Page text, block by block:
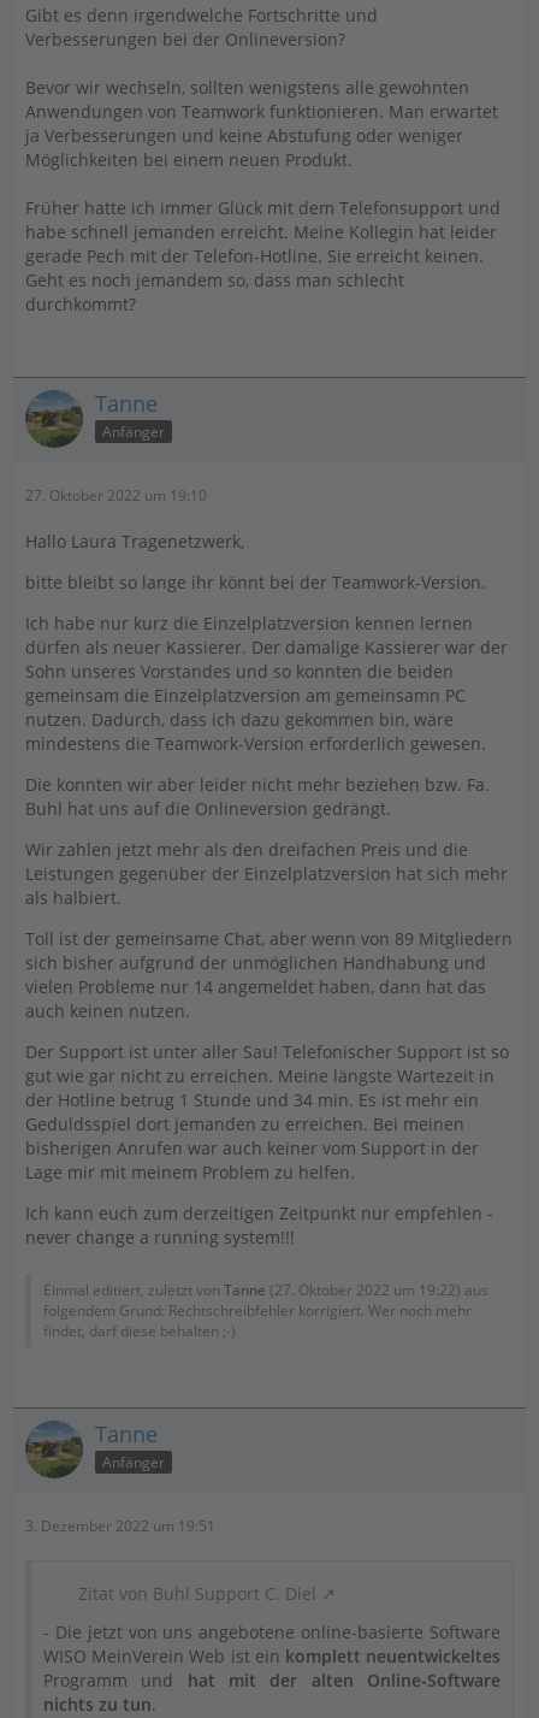
Gibt es denn irgendwelche Fortschritte und
Verbesserungen bei der Onlineversion?
Bevor wir wechseln, sollten wenigstens alle gewohnten
Anwendungen von Teamwork funktionieren. Man erwartet
ja Verbesserungen und keine Abstufung oder weniger
Möglichkeiten bei einem neuen Produkt.
Früher hatte ich immer Glück mit dem Telefonsupport und
habe schnell jemanden erreicht. Meine Kollegin hat leider
gerade Pech mit der Telefon-Hotline. Sie erreicht keinen.
Geht es noch jemandem so, dass man schlecht
durchkommt?
Tanne
Anfänger
27. Oktober 2022 um 19:10
Hallo Laura Tragenetzwerk,
bitte bleibt so lange ihr könnt bei der Teamwork-Version.
Ich habe nur kurz die Einzelplatzversion kennen lernen
dürfen als neuer Kassierer. Der damalige Kassierer war der
Sohn unseres Vorstandes und so konnten die beiden
gemeinsam die Einzelplatzversion am gemeinsamn PC
nutzen. Dadurch, dass ich dazu gekommen bin, wäre
mindestens die Teamwork-Version erforderlich gewesen.
Die konnten wir aber leider nicht mehr beziehen bzw. Fa.
Buhl hat uns auf die Onlineversion gedrängt.
Wir zahlen jetzt mehr als den dreifachen Preis und die
Leistungen gegenüber der Einzelplatzversion hat sich mehr
als halbiert.
Toll ist der gemeinsame Chat, aber wenn von 89 Mitgliedern
sich bisher aufgrund der unmöglichen Handhabung und
vielen Probleme nur 14 angemeldet haben, dann hat das
auch keinen nutzen.
Der Support ist unter aller Sau! Telefonischer Support ist so
gut wie gar nicht zu erreichen. Meine längste Wartezeit in
der Hotline betrug 1 Stunde und 34 min. Es ist mehr ein
Geduldsspiel dort jemanden zu erreichen. Bei meinen
bisherigen Anrufen war auch keiner vom Support in der
Lage mir mit meinem Problem zu helfen.
Ich kann euch zum derzeitigen Zeitpunkt nur empfehlen -
never change a running system!!!
Einmal editiert, zuletzt von Tanne (27. Oktober 2022 um 19:22) aus
folgendem Grund: Rechtschreibfehler korrigiert. Wer noch mehr
findet, darf diese behalten ;-)
Tanne
Anfänger
3. Dezember 2022 um 19:51
Zitat von Buhl Support C. Diel
- Die jetzt von uns angebotene online-basierte Software
WISO MeinVerein Web ist ein komplett neuentwickeltes
Programm und hat mit der alten Online-Software
nichts zu tun.